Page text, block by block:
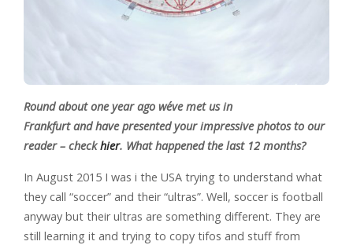
Round about one year ago we´ve met us in
Frankfurt and have presented your impressive photos to our
reader – checkhier. What happened the last 12 months?
In August 2015 I was i the USA trying to understand what
they call “soccer” and their “ultras”. Well, soccer is football
anyway but their ultras are something different. They are
still learning it and trying to copy tifos and stuff from